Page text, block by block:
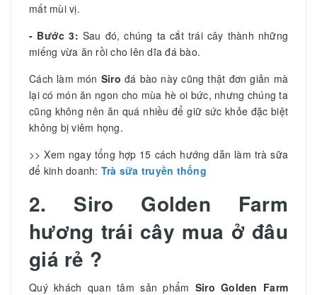
mất mùi vị.
- Bước 3: Sau đó, chúng ta cắt trái cây thành những
miếng vừa ăn rồi cho lên dĩa đá bào.
Cách làm món Siro đá bào này cũng thật đơn giản mà
lại có món ăn ngon cho mùa hè oi bức, nhưng chúng ta
cũng không nên ăn quá nhiều để giữ sức khỏe đặc biệt
không bị viêm họng.
>> Xem ngay tổng hợp 15 cách hướng dẫn làm trà sữa
để kinh doanh: Trà sữa truyền thống
2. Siro Golden Farm
hương trái cây mua ở đâu
giá rẻ ?
Quý khách quan tâm sản phẩm Siro Golden Farm